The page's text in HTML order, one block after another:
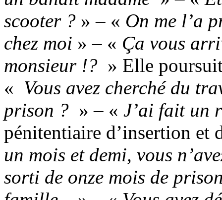
scooter ? » – « On me l’a
chez moi » – « Ça vous
monsieur !? » Elle
« Vous avez cherché du
prison ? » – « J’ai fait un
pénitentiaire d’insertion
un mois et demi, vous
sorti de onze mois de